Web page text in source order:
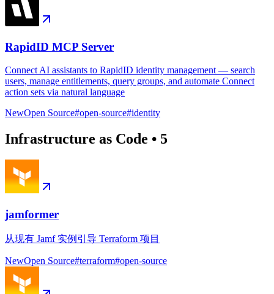
RapidID MCP Server
Connect AI assistants to RapidID identity management — search
users, manage entitlements, query groups, and automate Connect
action sets via natural language
NewOpen Source#open-source#identity
Infrastructure as Code • 5
jamformer
从现有 Jamf 实例引导 Terraform 项目
NewOpen Source#terraform#open-source